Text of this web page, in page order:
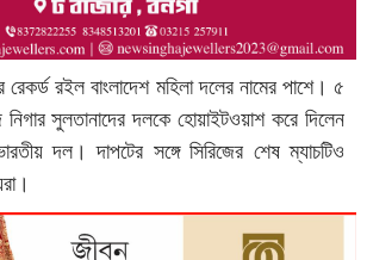
রেকর্ড রইল বাংলাদেশ মহিলা দলের নামের পাশে। ৫
নিগার সুলতানাদের দলকে হোয়াইটওয়াশ করে দিলেন
দল। দাপটের সঙ্গে সিরিজের শেষ ম্যাচটিও